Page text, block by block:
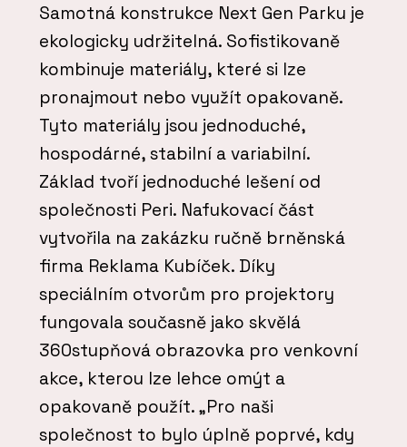
Samotná konstrukce Next Gen Parku je
ekologicky udržitelná. Sofistikovaně
kombinuje materiály, které si lze
pronajmout nebo využít opakovaně.
Tyto materiály jsou jednoduché,
hospodárné, stabilní a variabilní.
Základ tvoří jednoduché lešení od
společnosti Peri. Nafukovací část
vytvořila na zakázku ručně brněnská
firma Reklama Kubíček. Díky
speciálním otvorům pro projektory
fungovala současně jako skvělá
360stupňová obrazovka pro venkovní
akce, kterou lze lehce omýt a
opakovaně použít. „Pro naši
společnost to bylo úplně poprvé, kdy